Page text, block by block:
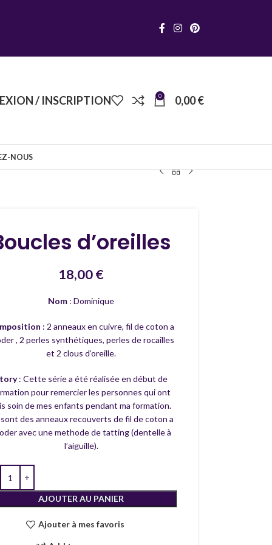
/ INSCRIPTION 0 0,00€
NOUS
d’oreilles
18,00€
Nom : Dominique
: 2 anneaux en cuivre, fil de coton a
, 2 perles synthétiques, perles de rocailles
et 2 clous d’oreille.
: Cette série a été réalisée en début de
pour remercier les personnes qui ont
soin de mes enfants pendant ma formation.
sont des anneaux recouverts de fil de coton a
avec une methode de tatting (dentelle à
l’aiguille).
AJOUTER AU PANIER
Ajouter à mes favoris